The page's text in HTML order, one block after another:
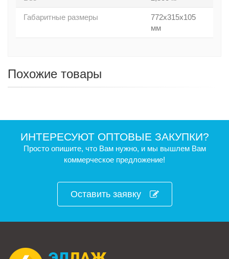
Габаритные размеры
772x315x105
мм
Похожие товары
ИНТЕРЕСУЮТ ОПТОВЫЕ ЗАКУПКИ?
Просто опишите, что Вам нужно, и мы вышлем Вам
коммерческое предложение!
Оставить заявку